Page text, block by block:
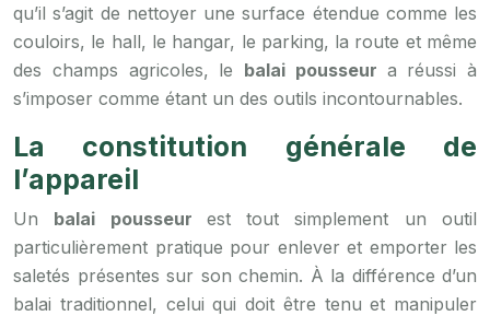
qu’il s’agit de nettoyer une surface étendue comme les
couloirs, le hall, le hangar, le parking, la route et même
des champs agricoles, le balai pousseur a réussi à
s’imposer comme étant un des outils incontournables.
La constitution générale de
l’appareil
Un balai pousseur est tout simplement un outil
particulièrement pratique pour enlever et emporter les
saletés présentes sur son chemin. À la différence d’un
balai traditionnel, celui qui doit être tenu et manipuler